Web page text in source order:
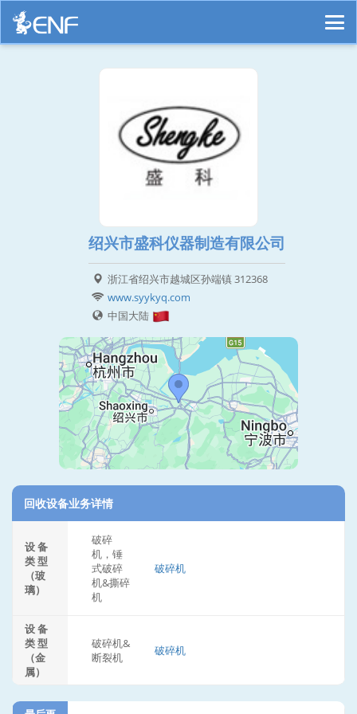
绍兴市盛科仪器制造有限公司
浙江省绍兴市越城区孙端镇 312368
www.syykyq.com
中国大陆
回收设备业务详情
设 备
类 型
（玻
璃）
破碎
机，锤
式破碎
机&撕碎
机
破碎机
设 备
类 型
（金
属）
破碎机&
断裂机
破碎机